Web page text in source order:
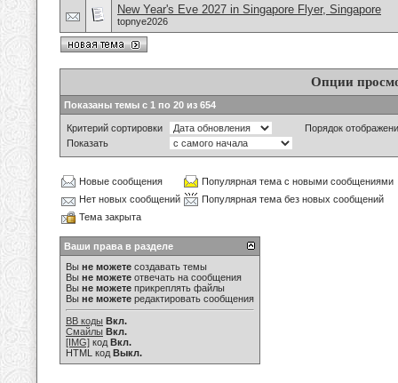
New Year's Eve 2027 in Singapore Flyer, Singapore
topnye2026
Опции
Показаны темы с 1 по 20 из 654
Критерий сортировки
Порядок
Показать
Новые сообщения
Популярная тема с новыми сообщениями
Нет новых сообщений
Популярная тема без новых сообщений
Тема закрыта
Ваши права в разделе
Вы не можете создавать темы
Вы не можете отвечать на сообщения
Вы не можете прикреплять файлы
Вы не можете редактировать сообщения
BB коды Вкл.
Смайлы Вкл.
[IMG] код Вкл.
HTML код Выкл.